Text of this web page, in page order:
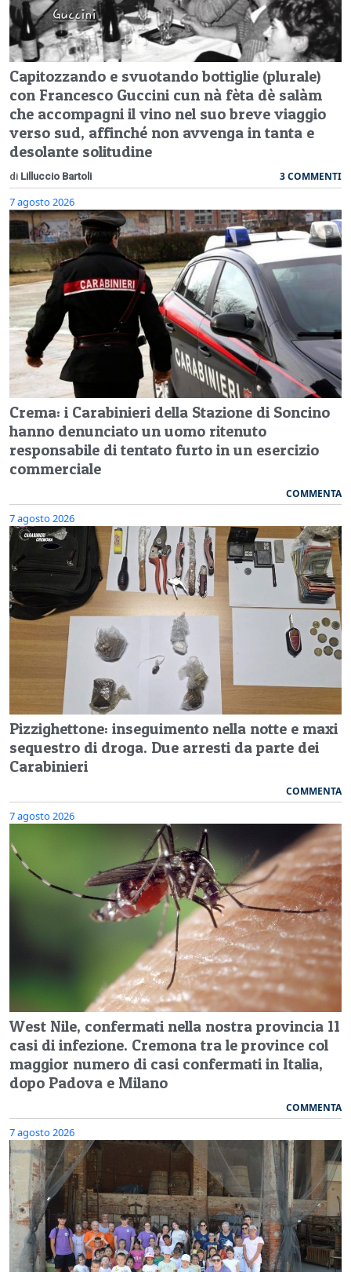
Capitozzando e svuotando bottiglie (plurale)
con Francesco Guccini cun nà fèta dè salàm
che accompagni il vino nel suo breve viaggio
verso sud, affinché non avvenga in tanta e
desolante solitudine
di Lilluccio Bartoli 3 COMMENTI
7 agosto 2026
Crema: i Carabinieri della Stazione di Soncino
hanno denunciato un uomo ritenuto
responsabile di tentato furto in un esercizio
commerciale
COMMENTA
7 agosto 2026
Pizzighettone: inseguimento nella notte e maxi
sequestro di droga. Due arresti da parte dei
Carabinieri
COMMENTA
7 agosto 2026
West Nile, confermati nella nostra provincia 11
casi di infezione. Cremona tra le province col
maggior numero di casi confermati in Italia,
dopo Padova e Milano
COMMENTA
7 agosto 2026